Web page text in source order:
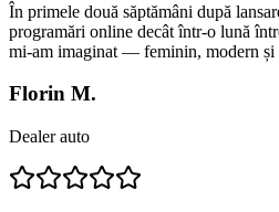
În primele două săptămâni după
programări online decât într-o lună
mi-am imaginat — feminin, modern și
Florin M.
Dealer auto